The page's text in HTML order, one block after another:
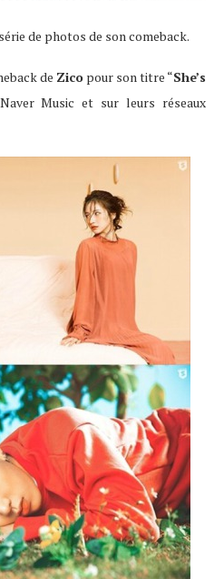
de photos de son comeback.
de Zico pour son titre “She’s
Music et sur leurs réseaux